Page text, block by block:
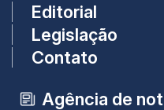
Editorial
Legislação
Contato
Agência de